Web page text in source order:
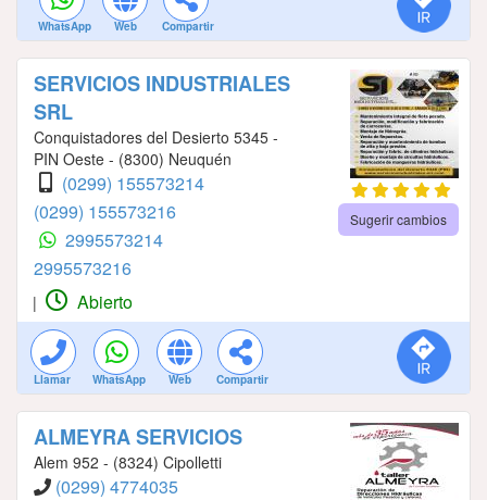
WhatsApp Web Compartir
SERVICIOS INDUSTRIALES
SRL
Conquistadores del Desierto 5345 -
PIN Oeste - (8300) Neuquén
(0299) 155573214
(0299) 155573216
2995573214
2995573216
Sugerir cambios
| Abierto
Llamar WhatsApp Web Compartir
ALMEYRA SERVICIOS
Alem 952 - (8324) Cipolletti
(0299) 4774035